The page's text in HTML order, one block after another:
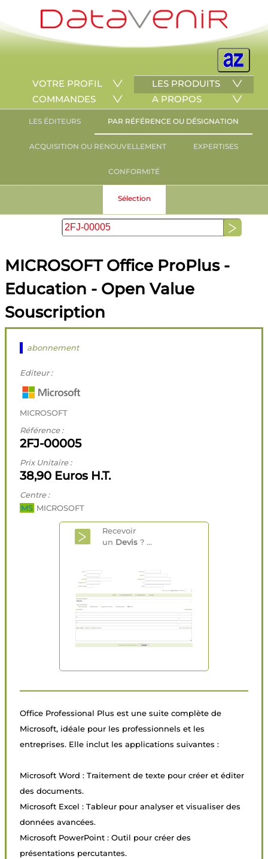
VOTRE PROFIL
LES PRODUITS
COMMANDES
A PROPOS
LES ÉDITEURS PAR RÉFÉRENCE OU DÉSIGNATION
ACQUISITION OU RENOUVELLEMENT EXPERTISES
CONFORMITÉ
Sélection
MICROSOFT Office ProPlus -
Education - Open Value
Souscription
abonnement
Editeur :
MICROSOFT
Référence :
2FJ-00005
Prix Unitaire :
38,90 Euros H.T.
Centre :
MS MICROSOFT
Recevoir
un Devis ? ...
Office Professional Plus est une suite complète de
Microsoft, idéale pour les professionnels et les
entreprises. Elle inclut les applications suivantes :
Microsoft Word : Traitement de texte pour créer et éditer
des documents.
Microsoft Excel : Tableur pour analyser et visualiser des
données avancées.
Microsoft PowerPoint : Outil pour créer des
présentations percutantes.